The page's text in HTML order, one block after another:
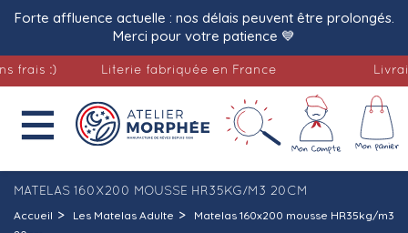
Forte affluence actuelle : nos délais peuvent être prolongés.
Merci pour votre patience 💙
:) Literie fabriquée en France Livraison

MATELAS 160X200 MOUSSE HR35KG/M3 20CM
Accueil Les Matelas Adulte
Matelas 160x200 mousse HR35kg/m3